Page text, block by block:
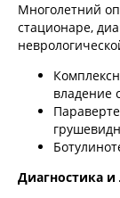
Многолетний
стационаре,
владение
Диагностика и